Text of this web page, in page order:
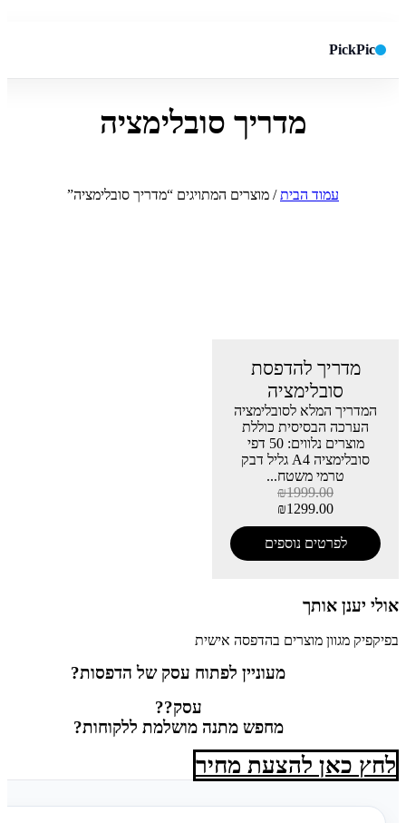
PickPic
חיפוש באתר
חפש
מדריך סובלימציה
עמוד הבית/ מוצרים המתויגים “מדריך סובלימציה”
מדריך להדפסת
סובלימציה
המדריך המלא לסובלימציה
הערכה הבסיסית כוללת
מוצרים נלווים: 50 דפי
סובלימציה A4 גליל דבק
טרמי משטח...
₪1999.00
₪1299.00
לפרטים נוספים
אולי יענן אותך
בפיקפיק מגוון מוצרים בהדפסה אישית
מעוניין לפתוח עסק של הדפסות?
עסק??
מחפש מתנה מושלמת ללקוחות?
לחץ כאן להצעת מחיר